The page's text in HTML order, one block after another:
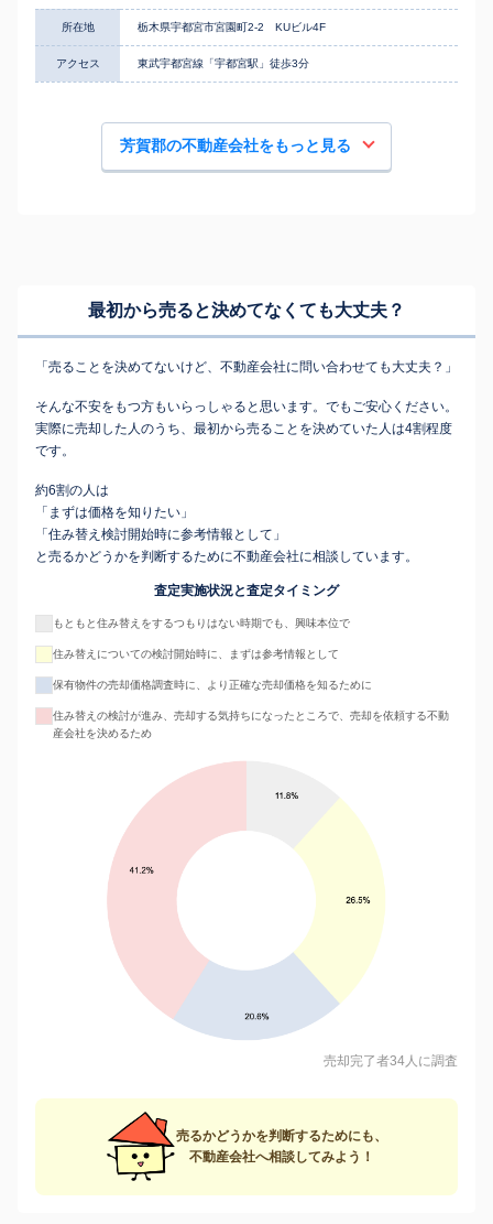
所在地 栃木県宇都宮市宮園町2-2 KUビル4F
アクセス 東武宇都宮線「宇都宮駅」徒歩3分
芳賀郡の不動産会社をもっと見る
最初から売ると決めてなくても大丈夫？
「売ることを決めてないけど、不動産会社に問い合わせても大丈夫？」
そんな不安をもつ方もいらっしゃると思います。でもご安心ください。
実際に売却した人のうち、最初から売ることを決めていた人は4割程度
です。
約6割の人は
「まずは価格を知りたい」
「住み替え検討開始時に参考情報として」
と売るかどうかを判断するために不動産会社に相談しています。
査定実施状況と査定タイミング
もともと住み替えをするつもりはない時期でも、興味本位で
住み替えについての検討開始時に、まずは参考情報として
保有物件の売却価格調査時に、より正確な売却価格を知るために
住み替えの検討が進み、売却する気持ちになったところで、売却を依頼する不動
産会社を決めるため
売却完了者34人に調査
売るかどうかを判断するためにも、
不動産会社へ相談してみよう！